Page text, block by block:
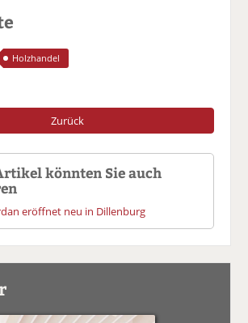
Holzhandel
Zurück
könnten Sie auch
eröffnet neu in Dillenburg